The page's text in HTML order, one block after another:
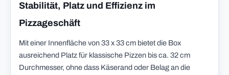
Stabilität, Platz und Effizienz im
Pizzageschäft
Mit einer Innenfläche von 33 x 33 cm bietet die Box
ausreichend Platz für klassische Pizzen bis ca. 32 cm
Durchmesser, ohne dass Käserand oder Belag an die